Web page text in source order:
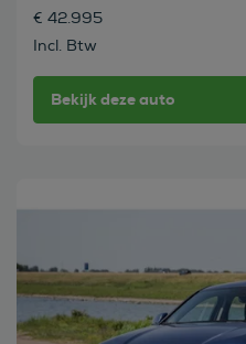
€ 42.995
Incl. Btw
Bekijk deze auto